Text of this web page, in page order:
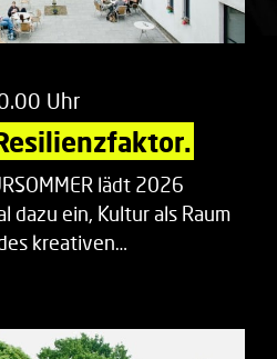
Uhr
lädt 2026
dazu ein, Kultur als Raum
kreativen…